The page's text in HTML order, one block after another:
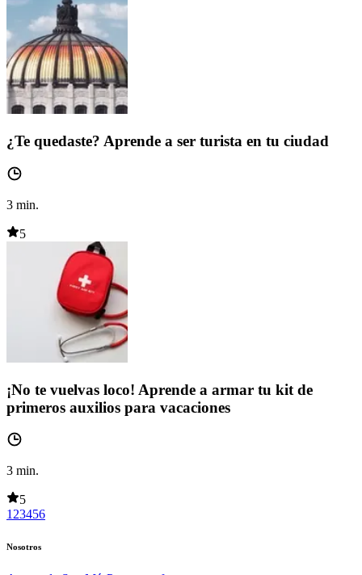
¿Te quedaste? Aprende a ser turista en tu ciudad
3 min.
5
¡No te vuelvas loco! Aprende a armar tu kit de
primeros auxilios para vacaciones
3 min.
5
1 23456
Nosotros